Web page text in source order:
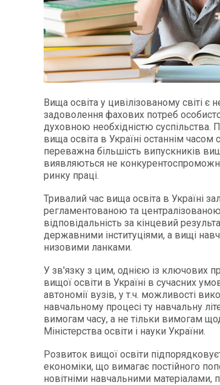
Вища освіта у цивілізованому світі є
задоволення фахових потреб
духовною необхідністю суспільства.
вища освіта в Україні останнім
переважна більшість випускників
виявляються не
ринку праці.
Тривалий час вища освіта в Україні
регламентованою та
відповідальність за кінцевий
державними інституціями, а вищі
низовими ланками.
У зв'язку з цим, однією із ключових
вищої освіти в Україні в сучасних
автономії вузів, у т.ч. можливості
навчальному процесі ту навчальну
вимогам часу, а не тільки вимогам
Міністерства освіти і науки України.
Розвиток вищої освіти
економіки, що вимагає постійного
новітніми навчальними матеріалами,